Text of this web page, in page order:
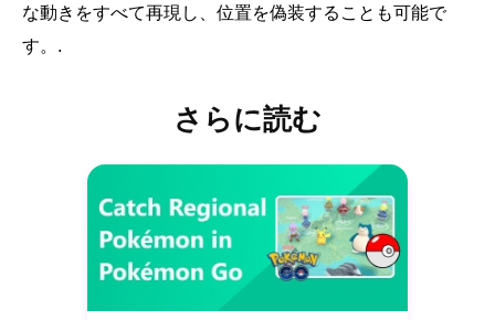
な動きをすべて再現し、位置を偽装することも可能で
す。.
さらに読む